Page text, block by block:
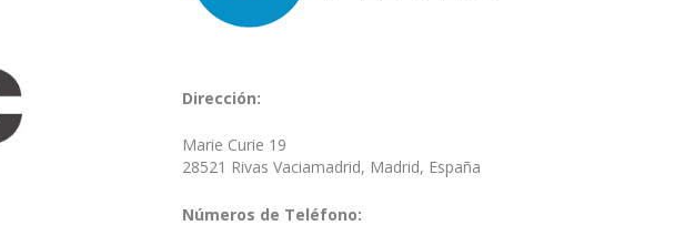
Dirección:
Marie Curie 19
28521 Rivas Vaciamadrid, Madrid, España
Números de Teléfono: